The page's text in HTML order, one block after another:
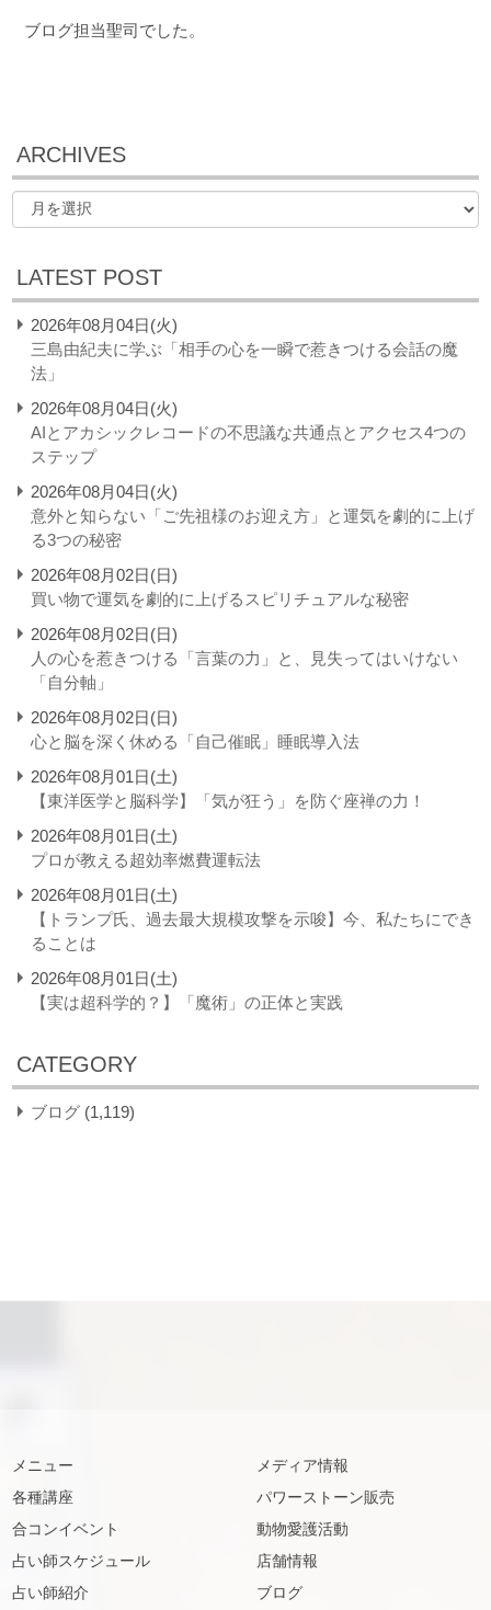
ブログ担当聖司でした。
ARCHIVES
LATEST POST
2026年08月04日(火)
三島由紀夫に学ぶ「相手の心を一瞬で惹きつける会話の魔
法」
2026年08月04日(火)
AIとアカシックレコードの不思議な共通点とアクセス4つの
ステップ
2026年08月04日(火)
意外と知らない「ご先祖様のお迎え方」と運気を劇的に上げ
る3つの秘密
2026年08月02日(日)
買い物で運気を劇的に上げるスピリチュアルな秘密
2026年08月02日(日)
人の心を惹きつける「言葉の力」と、見失ってはいけない
「自分軸」
2026年08月02日(日)
心と脳を深く休める「自己催眠」睡眠導入法
2026年08月01日(土)
【東洋医学と脳科学】「気が狂う」を防ぐ座禅の力！
2026年08月01日(土)
プロが教える超効率燃費運転法
2026年08月01日(土)
【トランプ氏、過去最大規模攻撃を示唆】今、私たちにでき
ることは
2026年08月01日(土)
【実は超科学的？】「魔術」の正体と実践
CATEGORY
ブログ (1,119)
メニュー
各種講座
合コンイベント
占い師スケジュール
占い師紹介
メディア情報
パワーストーン販売
動物愛護活動
店舗情報
ブログ